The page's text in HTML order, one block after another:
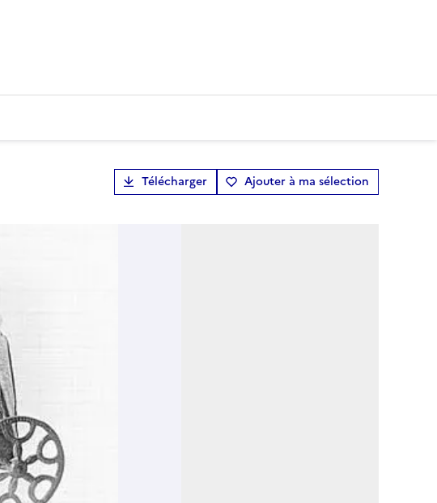
Télécharger Ajouter à ma sélection